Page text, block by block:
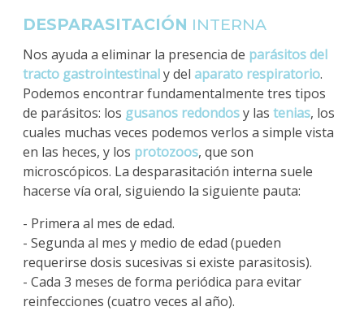
DESPARASITACIÓN INTERNA
Nos ayuda a eliminar la presencia de parásitos del
tracto gastrointestinaly del aparato respiratorio.
Podemos encontrar fundamentalmente tres tipos
de parásitos: los gusanos redondosy las tenias, los
cuales muchas veces podemos verlos a simple vista
en las heces, y los protozoos, que son
microscópicos. La desparasitación interna suele
hacerse vía oral, siguiendo la siguiente pauta:
- Primera al mes de edad.
- Segunda al mes y medio de edad (pueden
requerirse dosis sucesivas si existe parasitosis).
- Cada 3 meses de forma periódica para evitar
reinfecciones (cuatro veces al año).